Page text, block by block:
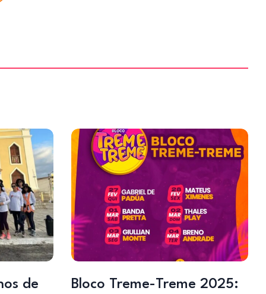
de
Bloco Treme-Treme 2025: